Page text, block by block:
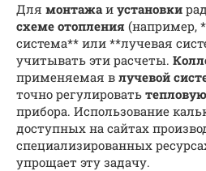
Для монтажаи установки
схеме отопления (например,
система** или **лучевая
учитывать эти расчеты.
применяемая в лучевой
точно регулировать
прибора. Использование
доступных на сайтах
специализированных
упрощает эту задачу.